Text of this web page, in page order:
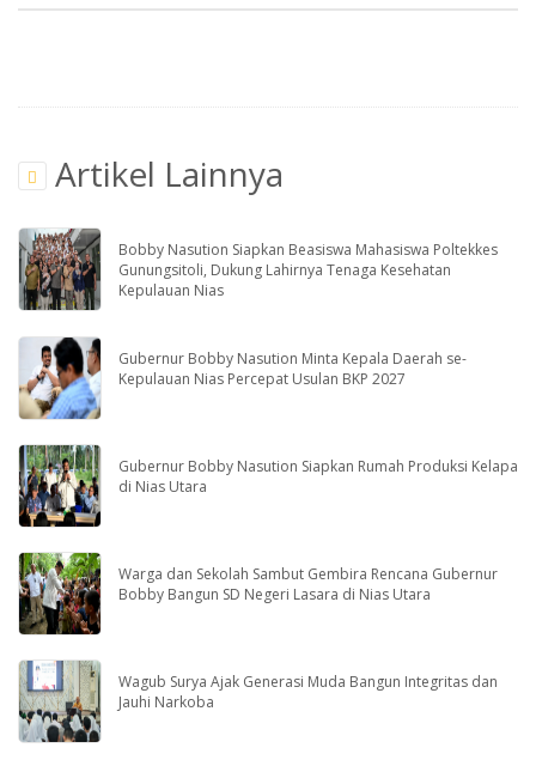
Artikel Lainnya
Bobby Nasution Siapkan Beasiswa Mahasiswa Poltekkes
Gunungsitoli, Dukung Lahirnya Tenaga Kesehatan
Kepulauan Nias
Gubernur Bobby Nasution Minta Kepala Daerah se-
Kepulauan Nias Percepat Usulan BKP 2027
Gubernur Bobby Nasution Siapkan Rumah Produksi Kelapa
di Nias Utara
Warga dan Sekolah Sambut Gembira Rencana Gubernur
Bobby Bangun SD Negeri Lasara di Nias Utara
Wagub Surya Ajak Generasi Muda Bangun Integritas dan
Jauhi Narkoba